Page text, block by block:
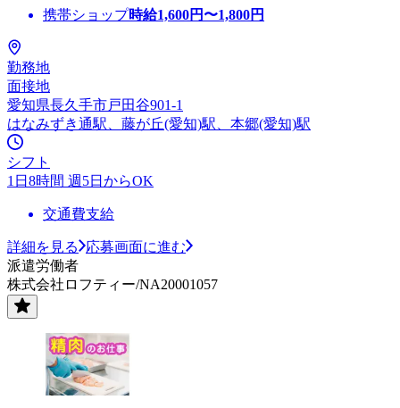
携帯ショップ時給1,600円〜1,800円
勤務地
面接地
愛知県長久手市戸田谷901-1
はなみずき通駅、藤が丘(愛知)駅、本郷(愛知)駅
シフト
1日8時間 週5日からOK
交通費支給
詳細を見る
応募画面に進む
派遣労働者
株式会社ロフティー/NA20001057